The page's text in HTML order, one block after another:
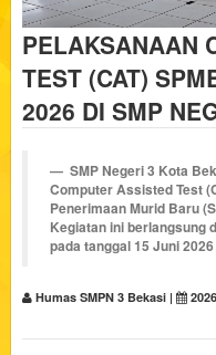
PELAKSANAAN
TEST (CAT)
2026 DI SMP
SMP Negeri 3 Kota
Computer Assisted Test
Penerimaan Murid Baru
Kegiatan ini berlangsung
pada tanggal 15 Juni 2026
Humas SMPN 3 Bekasi |